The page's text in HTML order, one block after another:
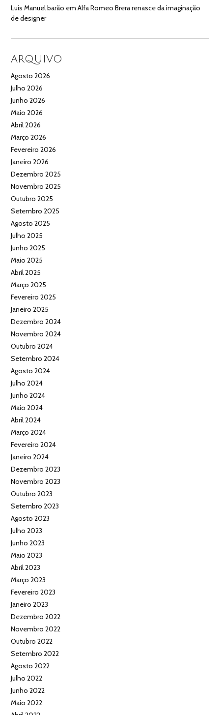
Luís Manuel barão emAlfa Romeo Brera renasce da imaginação
de designer
ARQUIVO
Agosto 2026
Julho 2026
Junho 2026
Maio 2026
Abril 2026
Março 2026
Fevereiro 2026
Janeiro 2026
Dezembro 2025
Novembro 2025
Outubro 2025
Setembro 2025
Agosto 2025
Julho 2025
Junho 2025
Maio 2025
Abril 2025
Março 2025
Fevereiro 2025
Janeiro 2025
Dezembro 2024
Novembro 2024
Outubro 2024
Setembro 2024
Agosto 2024
Julho 2024
Junho 2024
Maio 2024
Abril 2024
Março 2024
Fevereiro 2024
Janeiro 2024
Dezembro 2023
Novembro 2023
Outubro 2023
Setembro 2023
Agosto 2023
Julho 2023
Junho 2023
Maio 2023
Abril 2023
Março 2023
Fevereiro 2023
Janeiro 2023
Dezembro 2022
Novembro 2022
Outubro 2022
Setembro 2022
Agosto 2022
Julho 2022
Junho 2022
Maio 2022